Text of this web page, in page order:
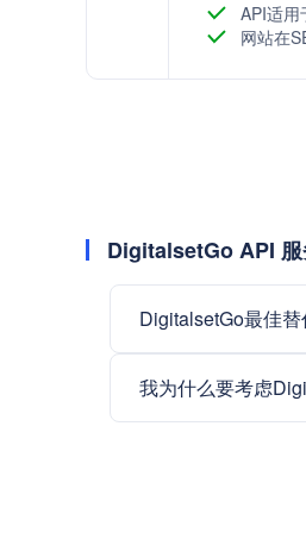
API适用
网站在
DigitalsetGo API
DigitalsetGo最佳替
我为什么要考虑